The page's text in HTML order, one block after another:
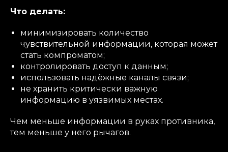
Что делать:
минимизировать количество
чувствительной информации, которая может
стать компроматом;
контролировать доступ к данным;
использовать надёжные каналы связи;
не хранить критически важную
информацию в уязвимых местах.
Чем меньше информации в руках противника,
тем меньше у него рычагов.